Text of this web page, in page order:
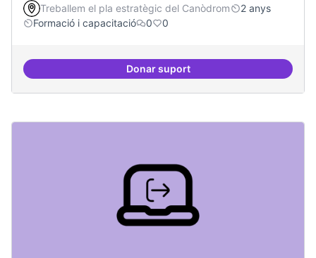
Treballem el pla estratègic del Canòdrom
2 anys
Formació i capacitació
0 0
Donar suportLobby per FLOSS i